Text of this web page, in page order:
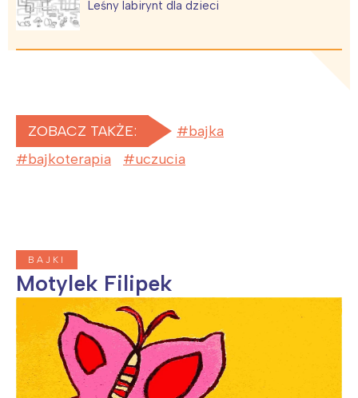
Leśny labirynt dla dzieci
ZOBACZ TAKŻE:
bajka
bajkoterapia
uczucia
BAJKI
Motylek Filipek